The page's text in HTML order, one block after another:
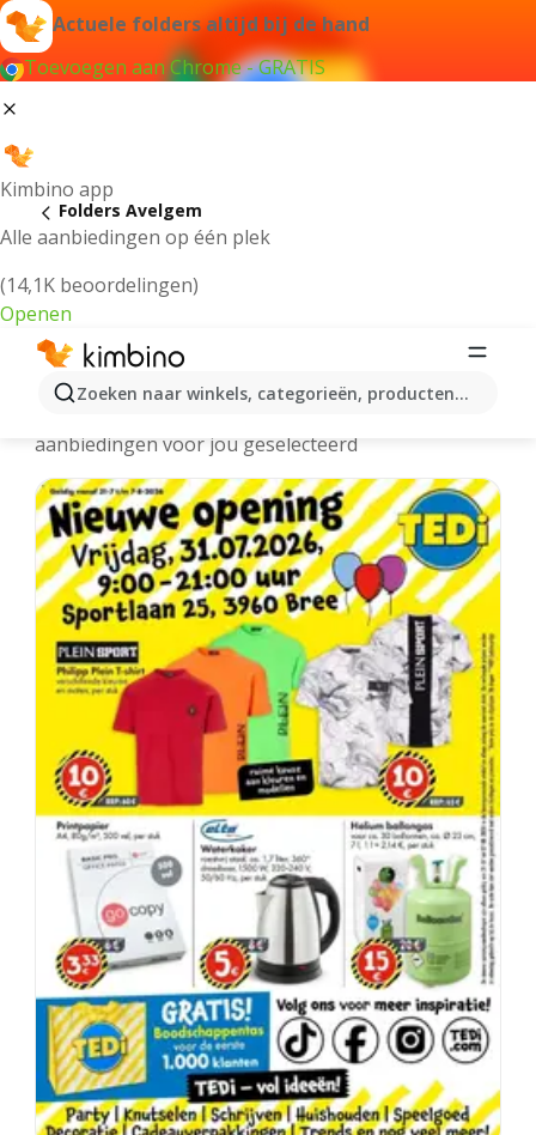
Actuele folders altijd bij de hand
Toevoegen aan Chrome - GRATIS
Kimbino app
Alle aanbiedingen op één plek
(14,1K beoordelingen)
Openen
Zoeken naar winkels, categorieën, producten...
Folders Avelgem
Avelgem folders online
aanbiedingen voor jou geselecteerd